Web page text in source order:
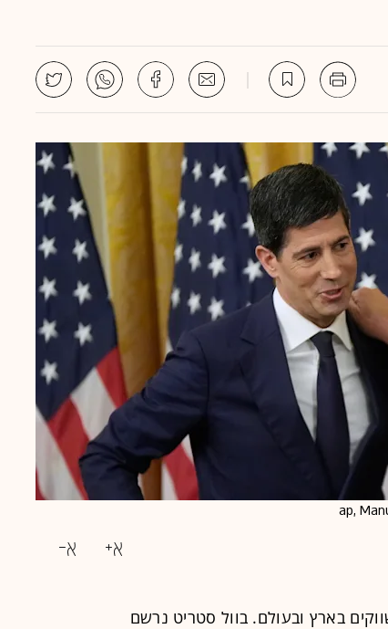
בארץ ובעולם. בוול סטריט נרשם